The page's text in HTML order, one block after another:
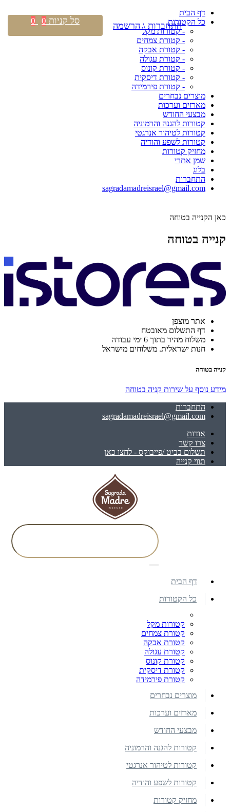
דף הבית
כל הקטורות
- קטורות מקל
- קטורת צמחים
- קטורת אבקה
- קטורת עגולה
- קטורת קונוס
- קטורת דיסקית
- קטורת פירמידה
מוצרים נבחרים
מארזים וערכות
מבצעי החודש
קטורות להגנה והרמוניה
קטורות לטיהור אנרגטי
קטורות לשפע והודיה
מחזיק קטורות
שמן אתרי
בלוג
התחברות
sagradamadreisrael@gmail.com
כאן הקנייה בטוחה
קנייה בטוחה
אתר מוצפן
דף התשלום מאובטח
משלוח מהיר בתוך 6 ימי עבודה
חנות ישראלית. משלוחים מישראל
קנייה בטוחה
מידע נוסף על שירות קניה בטוחה
התחברות
sagradamadreisrael@gmail.com
אודות
צרו קשר
תשלום בביט /פייבוקס - לחצו כאן
תווי קנייה
התחברות \ הרשמה סל קניות 0
0
דף הבית
כל הקטורות
קטורות מקל
קטורת צמחים
קטורת אבקה
קטורת עגולה
קטורת קונוס
קטורת דיסקית
קטורת פירמידה
מוצרים נבחרים
מארזים וערכות
מבצעי החודש
קטורות להגנה והרמוניה
קטורות לטיהור אנרגטי
קטורות לשפע והודיה
מחזיק קטורות